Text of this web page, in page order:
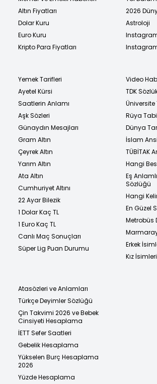
Altın Fiyatları
Dolar Kuru
Euro Kuru
Kripto Para Fiyatları
2026
Astroloji
Yemek Tarifleri
Ayetel Kürsi
Saatlerin Anlamı
Aşk Sözleri
Günaydın Mesajları
Gram Altın
Çeyrek Altın
Yarım Altın
Ata Altın
Cumhuriyet Altını
22 Ayar Bilezik
1 Dolar Kaç TL
1 Euro Kaç TL
Canlı Maç Sonuçları
Süper Lig Puan Durumu
Video
TDK
Üniversite
Rüya
Dünya
İslam
TÜBİTAK
Hangi
Eş
Sözlüğü
Hangi
En Güzel
Metrobüs
Erkek
Kız İsimleri
Atasözleri ve Anlamları
Türkçe Deyimler Sözlüğü
Çin Takvimi 2026 ve Bebek
Cinsiyeti Hesaplama
İETT Sefer Saatleri
Gebelik Hesaplama
Yükselen Burç Hesaplama
2026
Yüzde Hesaplama